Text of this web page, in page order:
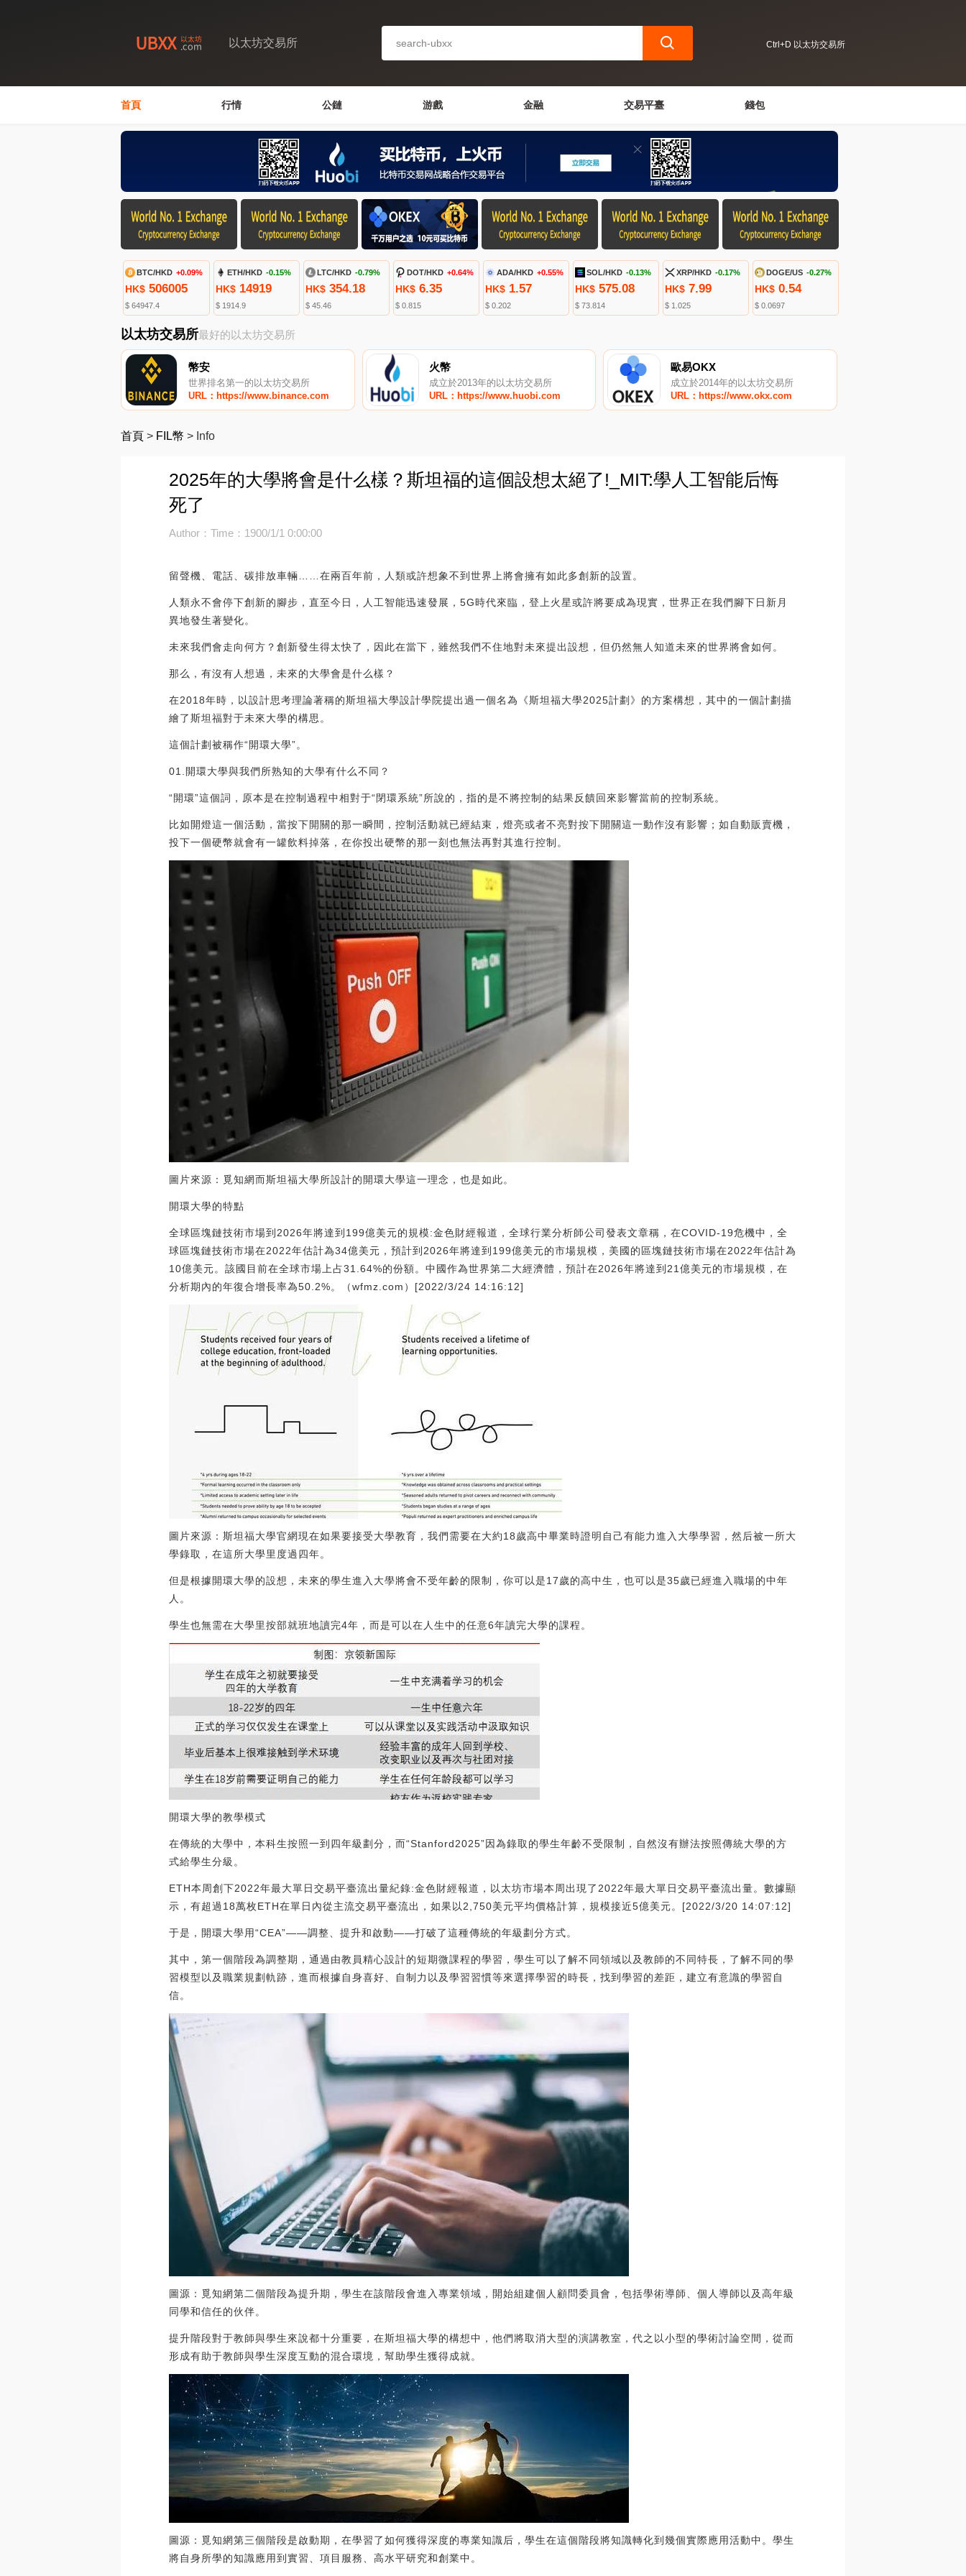
以太坊交易所 Ctrl+D 以太坊交易所
首頁 行情 公鏈 游戲 金融 交易平臺 錢包
BTC/HKD +0.09%
HK$ 506005
$ 64947.4
ETH/HKD -0.15%
HK$14919
$ 1914.9
LTC/HKD -0.79%
HK$354.18
$ 45.46
DOT/HKD +0.64%
HK$6.35
$ 0.815
ADA/HKD +0.55%
HK$1.57
$ 0.202
SOL/HKD -0.13%
HK$ 575.08
$ 73.814
XRP/HKD -0.17%
HK$ 7.99
$ 1.025
DOGE/US -0.27%
HK$ 0.54
$ 0.0697
以太坊交易所最好的以太坊交易所
幣安
世界排名第一的以太坊交易所
URL：https://www.binance.com
火幣
成立於2013年的以太坊交易所
URL：https://www.huobi.com
歐易OKX
成立於2014年的以太坊交易所
URL：https://www.okx.com
首頁 > FIL幣 > Info
2025年的大學將會是什么樣？斯坦福的這個設想太絕了!_MIT:學人工智能后悔
死了
Author：Time：1900/1/1 0:00:00
留聲機、電話、碳排放車輛……在兩百年前，人類或許想象不到世界上將會擁有如此多創新的設置。
人類永不會停下創新的腳步，直至今日，人工智能迅速發展，5G時代來臨，登上火星或許將要成為現實，世界正在我們腳下日新月
異地發生著變化。
未來我們會走向何方？創新發生得太快了，因此在當下，雖然我們不住地對未來提出設想，但仍然無人知道未來的世界將會如何。
那么，有沒有人想過，未來的大學會是什么樣？
在2018年時，以設計思考理論著稱的斯坦福大學設計學院提出過一個名為《斯坦福大學2025計劃》的方案構想，其中的一個計劃描
繪了斯坦福對于未來大學的構思。
這個計劃被稱作“開環大學”。
01.開環大學與我們所熟知的大學有什么不同？
“開環”這個詞，原本是在控制過程中相對于“閉環系統”所說的，指的是不將控制的結果反饋回來影響當前的控制系統。
比如開燈這一個活動，當按下開關的那一瞬間，控制活動就已經結束，燈亮或者不亮對按下開關這一動作沒有影響；如自動販賣機，
投下一個硬幣就會有一罐飲料掉落，在你投出硬幣的那一刻也無法再對其進行控制。
圖片來源：覓知網而斯坦福大學所設計的開環大學這一理念，也是如此。
開環大學的特點
全球區塊鏈技術市場到2026年將達到199億美元的規模:金色財經報道，全球行業分析師公司發表文章稱，在COVID-19危機中，全
球區塊鏈技術市場在2022年估計為34億美元，預計到2026年將達到199億美元的市場規模，美國的區塊鏈技術市場在2022年估計為
10億美元。該國目前在全球市場上占31.64%的份額。中國作為世界第二大經濟體，預計在2026年將達到21億美元的市場規模，在
分析期內的年復合增長率為50.2%。（wfmz.com）[2022/3/24 14:16:12]
圖片來源：斯坦福大學官網現在如果要接受大學教育，我們需要在大約18歲高中畢業時證明自己有能力進入大學學習，然后被一所大
學錄取，在這所大學里度過四年。
但是根據開環大學的設想，未來的學生進入大學將會不受年齡的限制，你可以是17歲的高中生，也可以是35歲已經進入職場的中年
人。
學生也無需在大學里按部就班地讀完4年，而是可以在人生中的任意6年讀完大學的課程。
開環大學的教學模式
在傳統的大學中，本科生按照一到四年級劃分，而“Stanford2025”因為錄取的學生年齡不受限制，自然沒有辦法按照傳統大學的方
式給學生分級。
ETH本周創下2022年最大單日交易平臺流出量紀錄:金色財經報道，以太坊市場本周出現了2022年最大單日交易平臺流出量。數據顯
示，有超過18萬枚ETH在單日內從主流交易平臺流出，如果以2,750美元平均價格計算，規模接近5億美元。[2022/3/20 14:07:12]
于是，開環大學用“CEA”——調整、提升和啟動——打破了這種傳統的年級劃分方式。
其中，第一個階段為調整期，通過由教員精心設計的短期微課程的學習，學生可以了解不同領域以及教師的不同特長，了解不同的學
習模型以及職業規劃軌跡，進而根據自身喜好、自制力以及學習習慣等來選擇學習的時長，找到學習的差距，建立有意識的學習自
信。
圖源：覓知網第二個階段為提升期，學生在該階段會進入專業領域，開始組建個人顧問委員會，包括學術導師、個人導師以及高年級
同學和信任的伙伴。
提升階段對于教師與學生來說都十分重要，在斯坦福大學的構想中，他們將取消大型的演講教室，代之以小型的學術討論空間，從而
形成有助于教師與學生深度互動的混合環境，幫助學生獲得成就。
圖源：覓知網第三個階段是啟動期，在學習了如何獲得深度的專業知識后，學生在這個階段將知識轉化到幾個實際應用活動中。學生
將自身所學的知識應用到實習、項目服務、高水平研究和創業中。